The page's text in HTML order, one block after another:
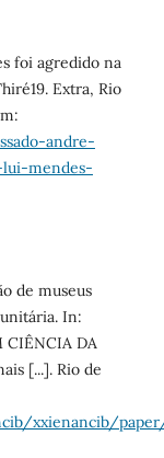
foi agredido na
Extra, Rio
andre-
mendes-
de museus
In:
CIÊNCIA DA
[...]. Rio de
xxienancib/